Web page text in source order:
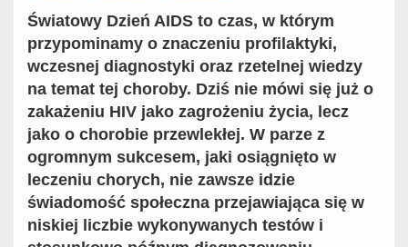
Światowy Dzień AIDS to czas, w którym
przypominamy o znaczeniu profilaktyki,
wczesnej diagnostyki oraz rzetelnej wiedzy
na temat tej choroby. Dziś nie mówi się już o
zakażeniu HIV jako zagrożeniu życia, lecz
jako o chorobie przewlekłej. W parze z
ogromnym sukcesem, jaki osiągnięto w
leczeniu chorych, nie zawsze idzie
świadomość społeczna przejawiająca się w
niskiej liczbie wykonywanych testów i